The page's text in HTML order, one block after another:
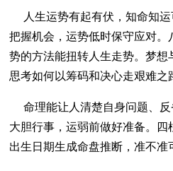
人生运势有起有伏，知命知
把握机会，运势低时保守应对。
势的方法能扭转人生走势。梦想
思考如何以筹码和决心走艰难之
命理能让人清楚自身问题、
大胆行事，运弱前做好准备。四
出生日期生成命盘推断，准不准